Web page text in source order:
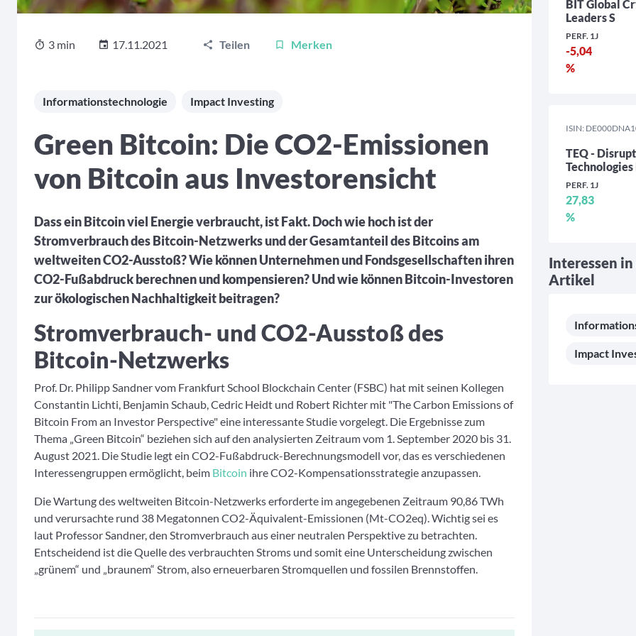
3 min 17.11.2021 Teilen Merken
Informationstechnologie Impact Investing
Green Bitcoin: Die CO2-Emissionen
von Bitcoin aus Investorensicht
Dass ein Bitcoin viel Energie verbraucht, ist Fakt. Doch wie hoch ist der
Stromverbrauch des Bitcoin-Netzwerks und der Gesamtanteil des Bitcoins am
weltweiten CO2-Ausstoß? Wie können Unternehmen und Fondsgesellschaften ihren
CO2-Fußabdruck berechnen und kompensieren? Und wie können Bitcoin-Investoren
zur ökologischen Nachhaltigkeit beitragen?
Stromverbrauch- und CO2-Ausstoß des
Bitcoin-Netzwerks
Prof. Dr. Philipp Sandner vom Frankfurt School Blockchain Center (FSBC) hat mit seinen Kollegen
Constantin Lichti, Benjamin Schaub, Cedric Heidt und Robert Richter mit "The Carbon Emissions of
Bitcoin From an Investor Perspective" eine interessante Studie vorgelegt. Die Ergebnisse zum
Thema „Green Bitcoin“ beziehen sich auf den analysierten Zeitraum vom 1. September 2020 bis 31.
August 2021. Die Studie legt ein CO2-Fußabdruck-Berechnungsmodell vor, das es verschiedenen
Interessengruppen ermöglicht, beim Bitcoin ihre CO2-Kompensationsstrategie anzupassen.
Die Wartung des weltweiten Bitcoin-Netzwerks erforderte im angegebenen Zeitraum 90,86 TWh
und verursachte rund 38 Megatonnen CO2-Äquivalent-Emissionen (Mt-CO2eq). Wichtig sei es
laut Professor Sandner, den Stromverbrauch aus einer neutralen Perspektive zu betrachten.
Entscheidend ist die Quelle des verbrauchten Stroms und somit eine Unterscheidung zwischen
„grünem“ und „braunem“ Strom, also erneuerbaren Stromquellen und fossilen Brennstoffen.
BIT Global
Leaders S
PERF. 1J
-5,04
%
ISIN:
TEQ -
Technologies
PERF. 1J
27,83
%
Interessen
Artikel
Impact